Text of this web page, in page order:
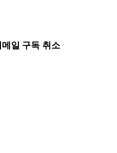
일 구독 취소